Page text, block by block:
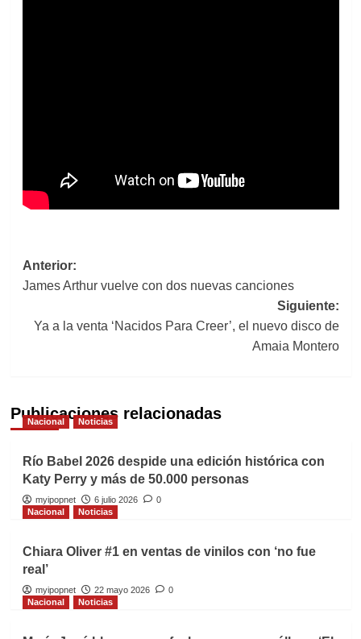
Navegación
de
entradas
Anterior:
James Arthur vuelve con dos nuevas canciones
Siguiente:
Ya a la venta ‘Nacidos Para Creer’, el nuevo disco de
Amaia Montero
Publicaciones relacionadas
Nacional Noticias
Río Babel 2026 despide una edición histórica con
Katy Perry y más de 50.000 personas
myipopnet 6 julio 2026
0
Nacional
Noticias
Chiara Oliver #1 en ventas de vinilos con ‘no fue
real’
myipopnet 22 mayo 2026
0
Nacional
Noticias